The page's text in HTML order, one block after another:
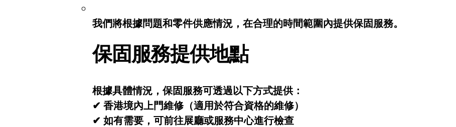
我們將根據問題和零件供應情況，在合理的時間範圍內提供保固服務。
保固服務提供地點
根據具體情況，保固服務可透過以下方式提供：
✔ 香港境內上門維修（適用於符合資格的維修）
✔ 如有需要，可前往展廳或服務中心進行檢查